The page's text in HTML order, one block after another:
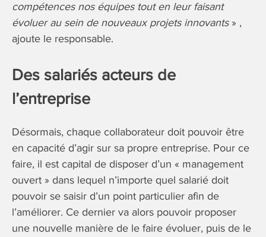
compétences nos équipes tout en leur faisant
évoluer au sein de nouveaux projets innovants» ,
ajoute le responsable.
Des salariés acteurs de
l’entreprise
Désormais, chaque collaborateur doit pouvoir être
en capacité d’agir sur sa propre entreprise. Pour ce
faire, il est capital de disposer d’un « management
ouvert » dans lequel n’importe quel salarié doit
pouvoir se saisir d’un point particulier afin de
l’améliorer. Ce dernier va alors pouvoir proposer
une nouvelle manière de le faire évoluer, puis de le